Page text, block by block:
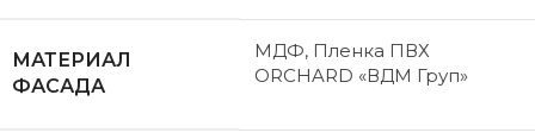
МАТЕРИАЛ
ФАСАДА
МДФ, Пленка ПВХ
ORCHARD «ВДМ Груп»